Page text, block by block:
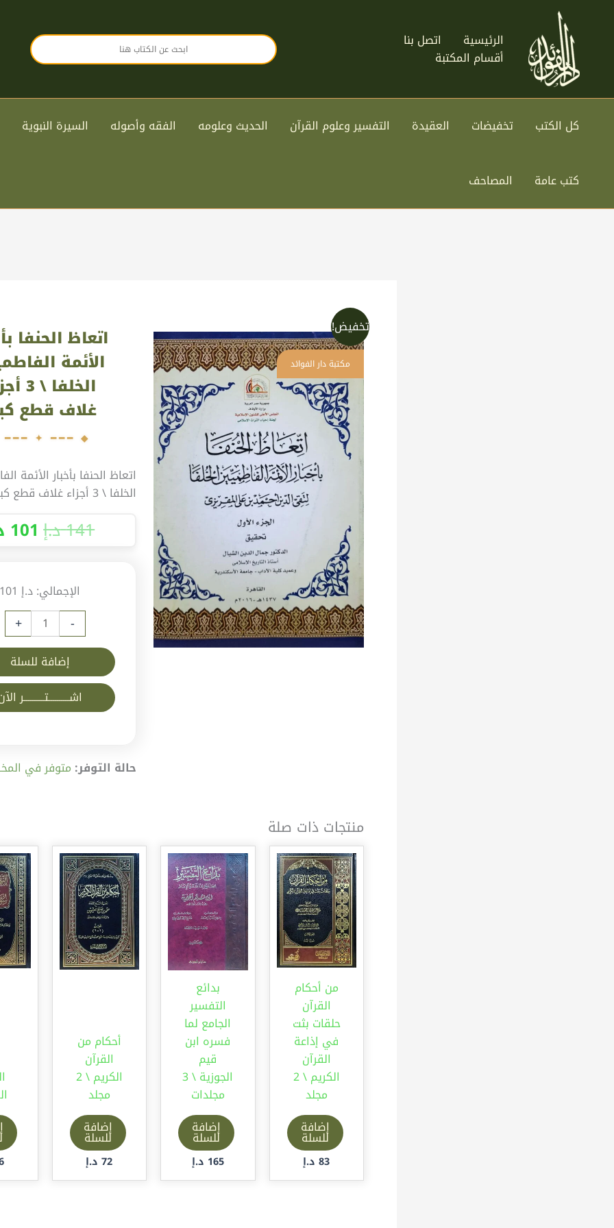
الرئيسية
اتصل بنا
أقسام المكتبة
كل الكتب تخفيضات العقيدة التفسير وعلوم القرآن الحديث وعلومه الفقه وأصوله السيرة النبوية
كتب عامة المصاحف
تخفيض!
اتعاظ الحنفا
الأئمة
الخلفا
غلاف قطع
اتعاظ الحنفا بأخبار الأئمة
الخلفا \ 3 أجزاء غلاف قطع كبير
حالة التوفر: متوفر في
-
اتعاظ
الحنفا
بأخبار
الأئمة
الفاطميين
\
أجزاء
غلاف
كبير
+
إضافة للسلة
اشــــــــــتــــــــــر
الإجمالي:د.إ 101
141د.إ
هو:
141 د.إ.
101
منتجات ذات صلة
من أحكام
القرآن
حلقات بثت
في إذاعة
القرآن
الكريم \ 2
مجلد
إضافة
للسلة
83 د.إ
بدائع
التفسير
الجامع لما
فسره ابن
قيم
الجوزية \ 3
مجلدات
إضافة
للسلة
165 د.إ
أحكام من
القرآن
الكريم \ 2
مجلد
إضافة
للسلة
72 د.إ